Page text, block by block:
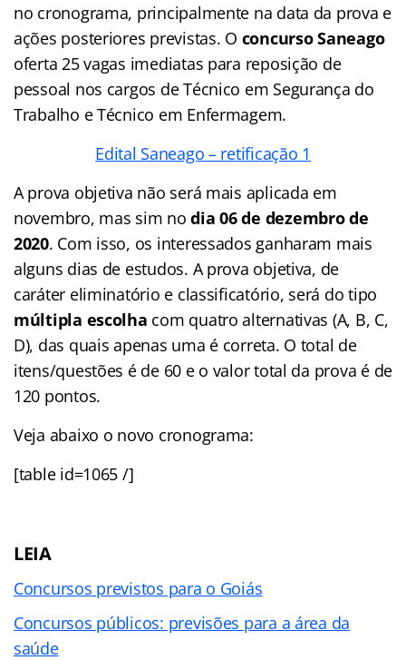
no cronograma, principalmente na data da prova e
ações posteriores previstas. O concurso Saneago
oferta 25 vagas imediatas para reposição de
pessoal nos cargos de Técnico em Segurança do
Trabalho e Técnico em Enfermagem.
Edital Saneago – retificação 1
A prova objetiva não será mais aplicada em
novembro, mas sim nodia 06 de dezembro de
2020. Com isso, os interessados ganharam mais
alguns dias de estudos. A prova objetiva, de
caráter eliminatório e classificatório, será do tipo
múltipla escolha com quatro alternativas (A, B, C,
D), das quais apenas uma é correta. O total de
itens/questões é de 60 e o valor total da prova é de
120 pontos.
Veja abaixo o novo cronograma:
[table id=1065 /]
LEIA
Concursos previstos para o Goiás
Concursos públicos: previsões para a área da
saúde